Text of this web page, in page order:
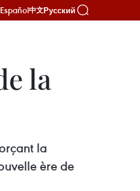
Español中文Русский
la
la
ère de